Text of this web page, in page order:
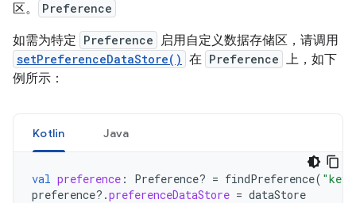
区。
Preference
如需为特定 Preference 启用自定义数据存储区，请调用
setPreferenceDataStore() 在 Preference 上，如下
例所示：
Kotlin Java
val preference : Preference? = findPreference( "key"
preference?.preferenceDataStore = dataStore